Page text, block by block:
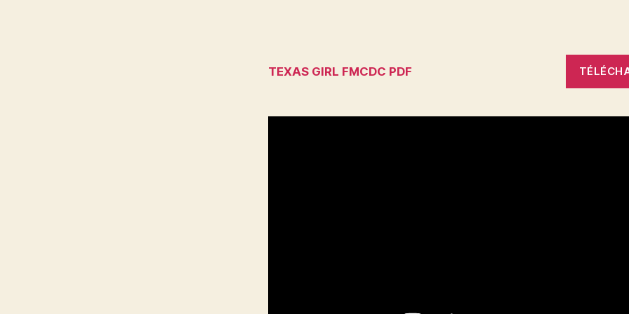
TEXAS GIRL FMCDC PDF